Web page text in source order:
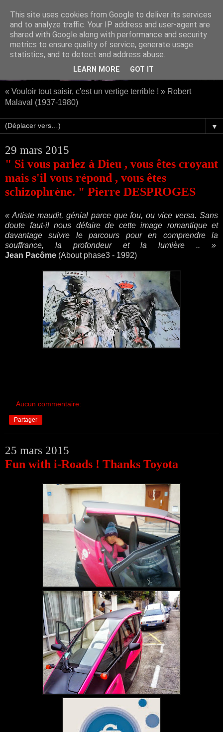
« Vouloir tout saisir, c'est un vertige terrible ! » Robert
Malaval (1937-1980)
▼
29 mars 2015
" Si vous parlez à Dieu , vous êtes croyant
mais s'il vous répond , vous êtes
schizophrène. " Pierre DESPROGES
« Artiste maudit, génial parce que fou, ou vice versa. Sans
doute faut-il nous défaire de cette image romantique et
davantage suivre le parcours pour en comprendre la
souffrance, la profondeur et la lumière .. »
Jean Pacôme (About phase3 - 1992)
Aucun commentaire:
Partager
25 mars 2015
Fun with i-Roads ! Thanks Toyota
This site uses cookies from Google to deliver its services
and to analyze traffic. Your IP address and user-agent are
shared with Google along with performance and security
metrics to ensure quality of service, generate usage
statistics, and to detect and address abuse.
LEARN MORE GOT IT